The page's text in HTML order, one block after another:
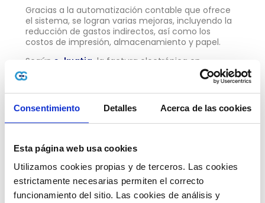
Consentimiento Detalles Acerca de las cookies
Esta página web usa cookies
Utilizamos cookies propias y de terceros. Las cookies
estrictamente necesarias permiten el correcto
funcionamiento del sitio. Las cookies de análisis y
Gracias a la automatización contable que ofrece
el sistema, se logran varias mejoras, incluyendo la
reducción de gastos indirectos, así como los
costos de impresión, almacenamiento y papel.
Según e-kuatia, la factura electrónica en
Paraguay ha mostrado los siguientes avances:
Emisión:el ahorro por factura emitida puede
Recepción:el ahorro promedio en facturas
Distribución:los costos de mensajería
pueden reducirse entre un 90% y un 100%.
Mantenimiento y almacenamiento:
gastos pueden disminuir entre un 30% y un